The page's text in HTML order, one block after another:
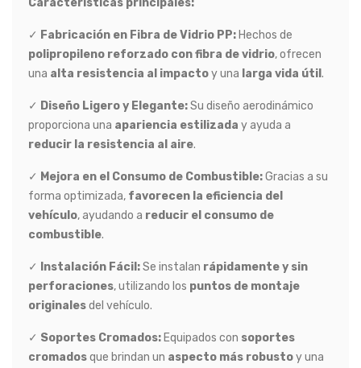
✓ Fabricación en Fibra de Vidrio PP: Hechos de
polipropileno reforzado con fibra de vidrio, ofrecen
una alta resistencia al impactoy una larga vida útil .
✓ Diseño Ligero y Elegante:Su diseño aerodinámico
proporciona una apariencia estilizada y ayuda a
reducir la resistencia al aire.
✓ Mejora en el Consumo de Combustible:Gracias a su
forma optimizada, favorecen la eficiencia del
vehículo, ayudando a reducir el consumo de
combustible.
✓ Instalación Fácil:Se instalan rápidamente y sin
perforaciones, utilizando los puntos de montaje
originalesdel vehículo.
✓ Soportes Cromados: Equipados con soportes
cromadosque brindan un aspecto más robustoy una